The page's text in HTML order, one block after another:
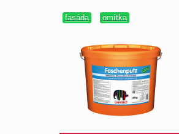
fasáda omítka